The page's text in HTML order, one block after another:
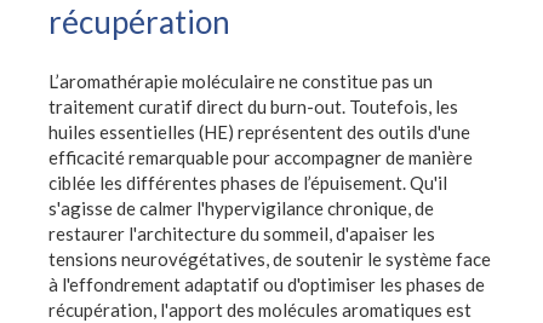
récupération
L’aromathérapie moléculaire ne constitue pas un
traitement curatif direct du burn-out. Toutefois, les
huiles essentielles (HE) représentent des outils d'une
efficacité remarquable pour accompagner de manière
ciblée les différentes phases de l’épuisement. Qu'il
s'agisse de calmer l'hypervigilance chronique, de
restaurer l'architecture du sommeil, d'apaiser les
tensions neurovégétatives, de soutenir le système face
à l'effondrement adaptatif ou d'optimiser les phases de
récupération, l'apport des molécules aromatiques est